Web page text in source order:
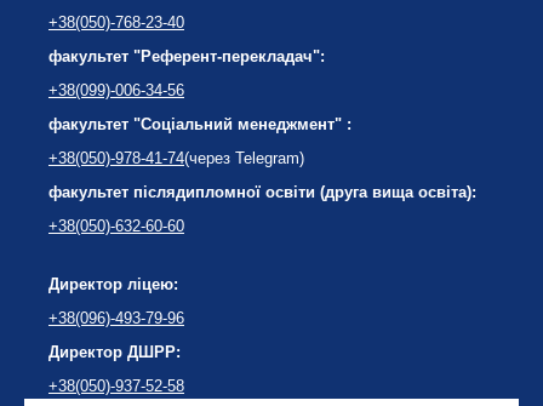
+38(050)-768-23-40
факультет "Референт-перекладач":
+38(099)-006-34-56
факультет "Соціальний менеджмент" :
+38(050)-978-41-74(через Telegram)
факультет післядипломної освіти (друга вища освіта):
+38(050)-632-60-60
Директор ліцею:
+38(096)-493-79-96
Директор ДШРР:
+38(050)-937-52-58